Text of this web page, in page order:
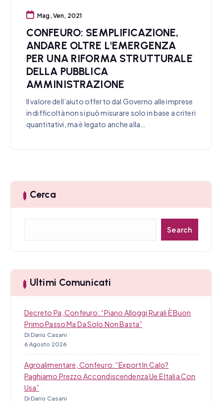
Mag, Ven, 2021
CONFEURO: SEMPLIFICAZIONE,
ANDARE OLTRE L'EMERGENZA
PER UNA RIFORMA STRUTTURALE
DELLA PUBBLICA
AMMINISTRAZIONE
Il valore dell’aiuto offerto dal Governo alle imprese
in difficoltà non si può misurare solo in base a criteri
quantitativi, ma è legato anche alla…
Cerca
a
Search
Ultimi Comunicati
Decreto Pa, Confeuro: “Piano Alloggi Rurali È Buon
Primo Passo Ma Da Solo Non Basta”
Di Dario Casani
6 Agosto 2026
Agroalimentare, Confeuro: “Export In Calo?
Paghiamo Prezzo Accondiscendenza Ue E Italia Con
Usa”
Di Dario Casani